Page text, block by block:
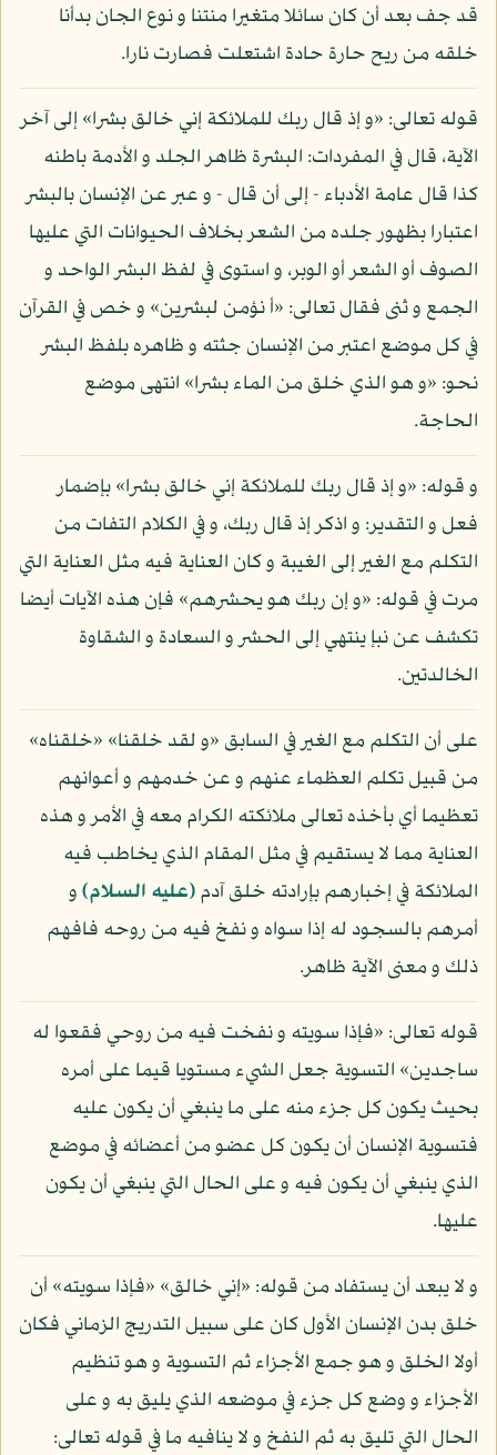
قد جف بعد أن كان سائلا متغيرا منتنا و نوع الجان بدأنا
خلقه من ريح حارة حادة اشتعلت فصارت نارا.
قوله تعالى: «و إذ قال ربك للملائكة إني خالق بشرا» إلى آخر
الآية، قال في المفردات: البشرة ظاهر الجلد و الأدمة باطنه
كذا قال عامة الأدباء - إلى أن قال - و عبر عن الإنسان بالبشر
اعتبارا بظهور جلده من الشعر بخلاف الحيوانات التي عليها
الصوف أو الشعر أو الوبر، و استوى في لفظ البشر الواحد و
الجمع و ثنى فقال تعالى: «أ نؤمن لبشرين» و خص في القرآن
في كل موضع اعتبر من الإنسان جثته و ظاهره بلفظ البشر
نحو: «و هو الذي خلق من الماء بشرا» انتهى موضع
الحاجة.
و قوله: «و إذ قال ربك للملائكة إني خالق بشرا» بإضمار
فعل و التقدير: و اذكر إذ قال ربك، و في الكلام التفات من
التكلم مع الغير إلى الغيبة و كان العناية فيه مثل العناية التي
مرت في قوله: «و إن ربك هو يحشرهم» فإن هذه الآيات أيضا
تكشف عن نبإ ينتهي إلى الحشر و السعادة و الشقاوة
الخالدتين.
على أن التكلم مع الغير في السابق «و لقد خلقنا» «خلقناه»
من قبيل تكلم العظماء عنهم و عن خدمهم و أعوانهم
تعظيما أي بأخذه تعالى ملائكته الكرام معه في الأمر و هذه
العناية مما لا يستقيم في مثل المقام الذي يخاطب فيه
الملائكة في إخبارهم بإرادته خلق آدم(عليه السلام)و
أمرهم بالسجود له إذا سواه و نفخ فيه من روحه فافهم
ذلك و معنى الآية ظاهر.
قوله تعالى: «فإذا سويته و نفخت فيه من روحي فقعوا له
ساجدين» التسوية جعل الشيء مستويا قيما على أمره
بحيث يكون كل جزء منه على ما ينبغي أن يكون عليه
فتسوية الإنسان أن يكون كل عضو من أعضائه في موضع
الذي ينبغي أن يكون فيه و على الحال التي ينبغي أن يكون
عليها.
و لا يبعد أن يستفاد من قوله: «إني خالق» «فإذا سويته» أن
خلق بدن الإنسان الأول كان على سبيل التدريج الزماني فكان
أولا الخلق و هو جمع الأجزاء ثم التسوية و هو تنظيم
الأجزاء و وضع كل جزء في موضعه الذي يليق به و على
الحال التي تليق به ثم النفخ و لا ينافيه ما في قوله تعالى: